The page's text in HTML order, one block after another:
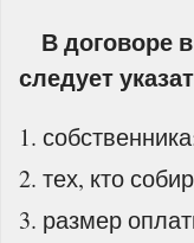
В договоре
следует
тех, кто
размер